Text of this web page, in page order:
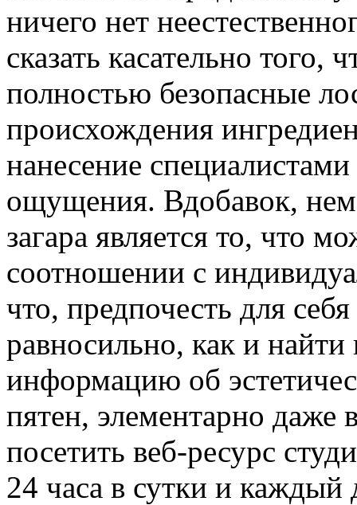
ничего нет
сказать касательно того,
полностью безопасные
происхождения
нанесение
ощущения. Вдобавок,
загара является то, что
соотношении с
что, предпочесть для
равносильно, как и
информацию об
пятен, элементарно
посетить веб-ресурс
24 часа в сутки и каждый